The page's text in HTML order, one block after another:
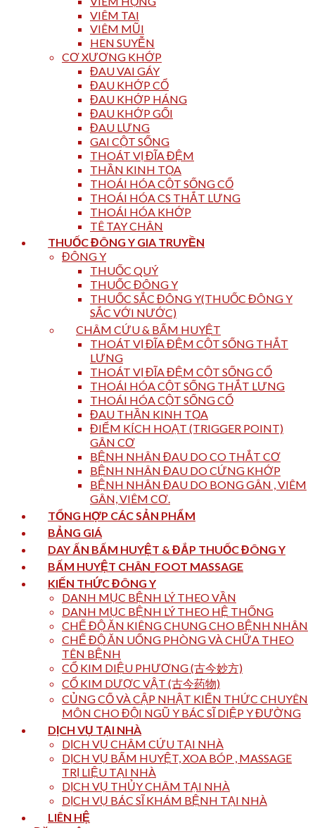
VIÊM TAI
VIÊM MŨI
HEN SUYỄN
CƠ XƯƠNG KHỚP
ĐAU VAI GÁY
ĐAU KHỚP CỔ
ĐAU KHỚP HÁNG
ĐAU KHỚP GỐI
ĐAU LƯNG
GAI CỘT SỐNG
THOÁT VỊ ĐĨA ĐỆM
THẦN KINH TỌA
THOÁI HÓA CỘT SỐNG CỔ
THOÁI HÓA CS THẮT LƯNG
THOÁI HÓA KHỚP
TÊ TAY CHÂN
THUỐC ĐÔNG Y GIA TRUYỀN
ĐÔNG Y
THUỐC QUÝ
THUỐC ĐÔNG Y
THUỐC SẮC ĐÔNG Y(THUỐC ĐÔNG Y
SẮC VỚI NƯỚC)
CHÂM CỨU & BẤM HUYỆT
THOÁT VỊ ĐĨA ĐỆM CỘT SỐNG THẮT
LƯNG
THOÁT VỊ ĐĨA ĐỆM CỘT SỐNG CỔ
THOÁI HÓA CỘT SỐNG THẮT LƯNG
THOÁI HÓA CỘT SỐNG CỔ
ĐAU THẦN KINH TỌA
ĐIỂM KÍCH HOẠT (TRIGGER POINT)
GÂN CƠ
BỆNH NHÂN ĐAU DO CO THẮT CƠ
BỆNH NHÂN ĐAU DO CỨNG KHỚP
BỆNH NHÂN ĐAU DO BONG GÂN , VIÊM
GÂN, VIÊM CƠ.
TỔNG HỢP CÁC SẢN PHẨM
BẢNG GIÁ
DAY ẤN BẤM HUYỆT & ĐẮP THUỐC ĐÔNG Y
BẤM HUYỆT CHÂN_FOOT MASSAGE
KIẾN THỨC ĐÔNG Y
DANH MỤC BỆNH LÝ THEO VẦN
DANH MỤC BỆNH LÝ THEO HỆ THỐNG
CHẾ ĐỘ ĂN KIÊNG CHUNG CHO BỆNH NHÂN
CHẾ ĐỘ ĂN UỐNG PHÒNG VÀ CHỮA THEO
TÊN BỆNH
CỔ KIM DIỆU PHƯƠNG (古今妙方)
CỔ KIM DƯỢC VẬT (古今药物)
CỦNG CỐ VÀ CẬP NHẬT KIẾN THỨC CHUYÊN
MÔN CHO ĐỘI NGŨ Y BÁC SĨ DIỆP Y ĐƯỜNG
DỊCH VỤ TẠI NHÀ
DỊCH VỤ CHÂM CỨU TẠI NHÀ
DỊCH VỤ BẤM HUYỆT, XOA BÓP , MASSAGE
TRỊ LIỆU TẠI NHÀ
DỊCH VỤ THỦY CHÂM TẠI NHÀ
DỊCH VỤ BÁC SĨ KHÁM BỆNH TẠI NHÀ
LIÊN HỆ